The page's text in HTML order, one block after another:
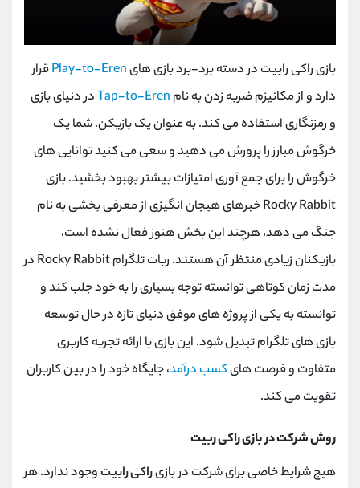
بازی راکی رابیت در دسته برد-برد بازی هایPlay-to-Erenقرار
دارد و از مکانیزم ضربه زدن به نام Tap-to-Erenدر دنیای بازی
و رمزنگاری استفاده می کند. به عنوان یک بازیکن، شما یک
خرگوش مبارز را پرورش می دهید و سعی می کنید توانایی های
خرگوش را برای جمع آوری امتیازات بیشتر بهبود بخشید. بازی
Rocky Rabbitخبرهای هیجان انگیزی از معرفی بخشی به نام
جنگ می دهد، هرچند این بخش هنوز فعال نشده است،
بازیکنان زیادی منتظر آن هستند. ربات تلگرامRocky Rabbit در
مدت زمان کوتاهی توانسته توجه بسیاری را به خود جلب کند و
توانسته به یکی از پروژه های موفق دنیای تازه در حال توسعه
بازی های تلگرام تبدیل شود. این بازی با ارائه تجربه کاربری
متفاوت و فرصت هایکسب درآمد، جایگاه خود را در بین کاربران
تقویت می کند.
روش شرکت در بازی راکی ربیت
هیچ شرایط خاصی برای شرکت در بازیراکی رابیتوجود ندارد. هر